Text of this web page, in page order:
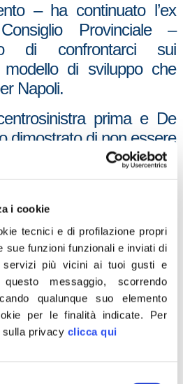
i cookie
tecnici e di profilazione propri
sue funzioni funzionali e inviati di
servizi più vicini ai tuoi gusti e
questo messaggio, scorrendo
qualunque suo elemento
per le finalità indicate. Per
privacy clicca qui
– ha continuato l’ex
Provinciale –
di confrontarci sui
di sviluppo che
Napoli.
prima e De
dimostrato di non essere
nulla di quello che
e le autocandidature non
modo di affrontare le
uomini e donne in
direttamente anche se
abbiamo lanciato alla
il nostro invito a